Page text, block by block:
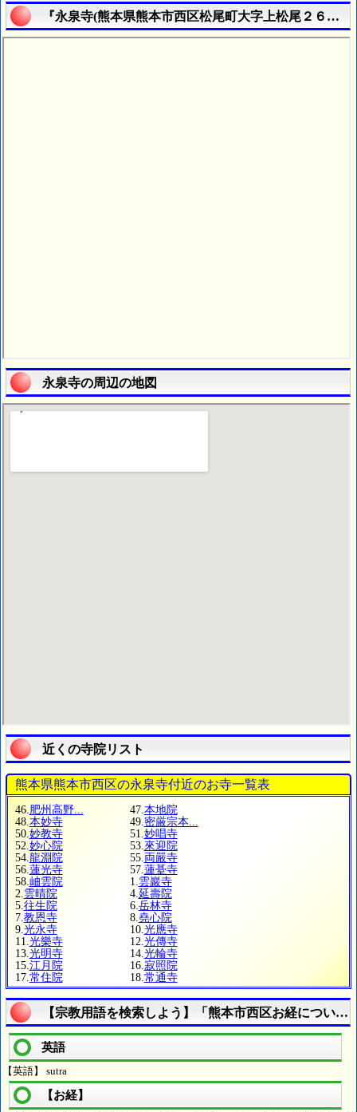
『永泉寺(熊本県熊本市西区松尾町大字上松尾２６８
永泉寺の周辺の地図
近くの寺院リスト
熊本県熊本市西区の永泉寺付近のお寺一覧表
46. 肥州高野... 47. 本地院
48. 本妙寺 49. 密厳宗本...
50. 妙教寺 51. 妙唱寺
52. 妙心院 53. 來迎院
54. 龍淵院 55. 両嚴寺
56. 蓮光寺 57. 蓮䑓寺
58. 岫雲院 1. 雲巖寺
2. 雲晴院 4. 延壽院
5. 往生院 6. 岳林寺
7. 教恩寺 8. 堯心院
9. 光永寺 10. 光應寺
11. 光樂寺 12. 光傳寺
13. 光明寺 14. 光輪寺
15. 江月院 16. 寂照院
17. 常住院 18. 常通寺
【宗教用語を検索しよう】「熊本市西区お経について
英語
【英語】 sutra
【お経】